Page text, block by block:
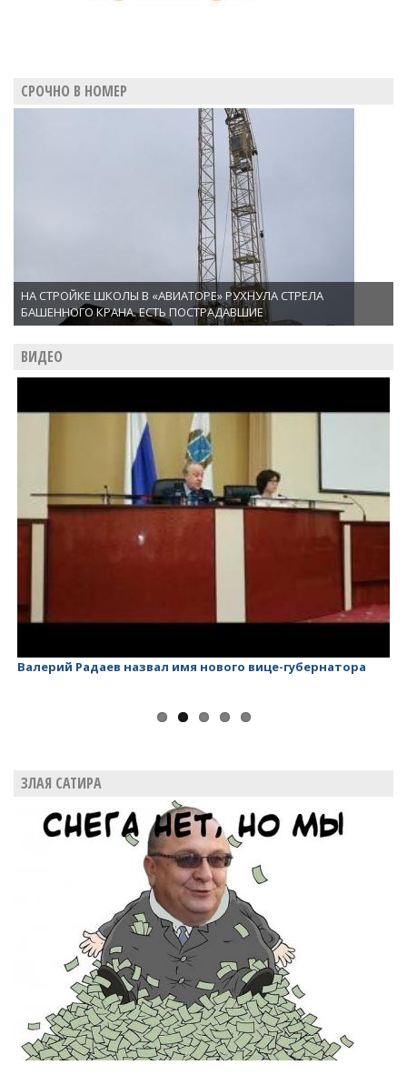
СРОЧНО В НОМЕР
НА СТРОЙКЕ ШКОЛЫ В «АВИАТОРЕ» РУХНУЛА СТРЕЛА
БАШЕННОГО КРАНА. ЕСТЬ ПОСТРАДАВШИЕ
ВИДЕО
Валерий Радаев назвал имя нового вице-губернатора
ЗЛАЯ САТИРА